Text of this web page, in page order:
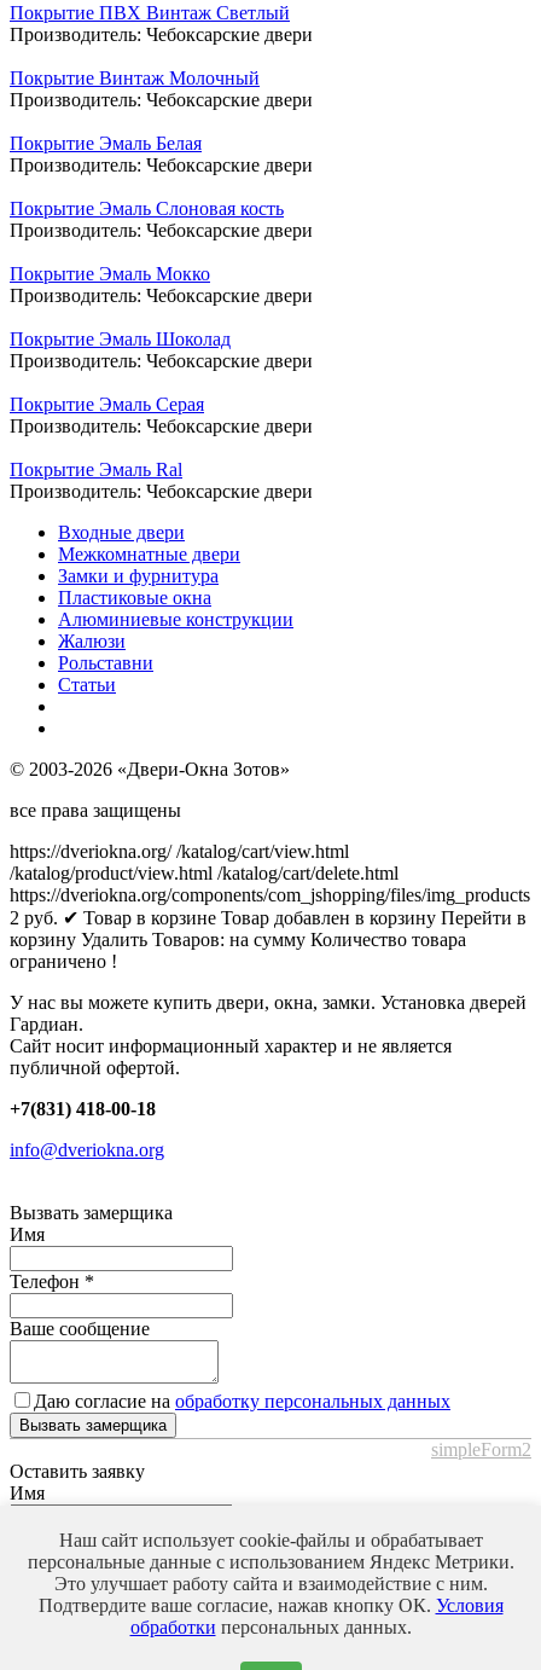
Покрытие ПВХ Винтаж Светлый
Производитель: Чебоксарские двери
Покрытие Винтаж Молочный
Производитель: Чебоксарские двери
Покрытие Эмаль Белая
Производитель: Чебоксарские двери
Покрытие Эмаль Слоновая кость
Производитель: Чебоксарские двери
Покрытие Эмаль Мокко
Производитель: Чебоксарские двери
Покрытие Эмаль Шоколад
Производитель: Чебоксарские двери
Покрытие Эмаль Серая
Производитель: Чебоксарские двери
Покрытие Эмаль Ral
Производитель: Чебоксарские двери
Входные двери
Межкомнатные двери
Замки и фурнитура
Пластиковые окна
Алюминиевые конструкции
Жалюзи
Рольставни
Статьи
© 2003-2026 «Двери-Окна Зотов»
все права защищены
https://dveriokna.org/ /katalog/cart/view.html
/katalog/product/view.html /katalog/cart/delete.html
https://dveriokna.org/components/com_jshopping/files/img_products
2 руб. ✔ Товар в корзине Товар добавлен в корзину Перейти в
корзину Удалить Товаров: на сумму Количество товара
ограничено !
У нас вы можете купить двери, окна, замки. Установка дверей
Гардиан.
Сайт носит информационный характер и не является
публичной офертой.
+7(831) 418-00-18
info@dveriokna.org
Вызвать замерщика
Имя
Телефон *
Ваше сообщение
Даю согласие на обработку персональных данных
Вызвать замерщика
simpleForm2
Оставить заявку
Имя
Телефон*
Ваше сообщение
обработку персональных данных
Наш сайт использует cookie-файлы и обрабатывает
персональные данные с использованием Яндекс Метрики.
Это улучшает работу сайта и взаимодействие с ним.
Подтвердите ваше согласие, нажав кнопку ОК. Условия
обработки персональных данных.